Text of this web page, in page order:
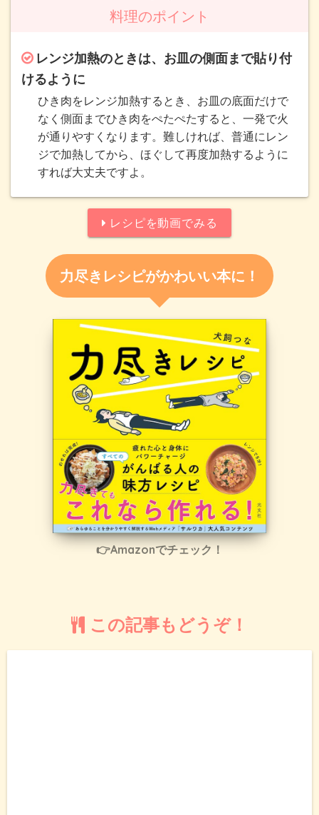
料理のポイント
レンジ加熱のときは、お皿の側面まで貼り付
けるように
ひき肉をレンジ加熱するとき、お皿の底面だけで
なく側面までひき肉をぺたぺたすると、一発で火
が通りやすくなります。難しければ、普通にレン
ジで加熱してから、ほぐして再度加熱するように
すれば大丈夫ですよ。
レシピを動画でみる
力尽きレシピがかわいい本に！
👉Amazonでチェック！
この記事もどうぞ！